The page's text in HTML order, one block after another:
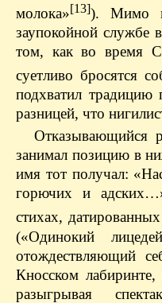
молока»[13]). Мимо
заупокойной службе
том, как во время
суетливо бросятся
подхватил традицию
разницей, что
Отказывающийся
занимал позицию в
имя тот получал:
горючих и
стихах,
(«Одинокий
отождествляющий
Кносском
разыгрывая